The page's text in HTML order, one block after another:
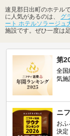
速見郡日出町のホテル
に人気があるのは、 グ
ート ホテルソラージュ
施設です。ぜひ一度は
第
全国
気
ニ
お
決定